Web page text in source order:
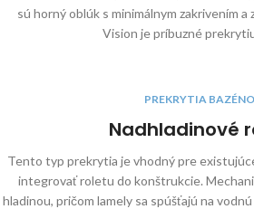
sú horný oblúk s minimálnym zakrivením
Vision je príbuzné
PREKRYTIA
Nadhladinové
Tento typ prekrytia je vhodný pre
integrovať roletu do konštrukcie.
hladinou, pričom lamely sa spúšťajú na